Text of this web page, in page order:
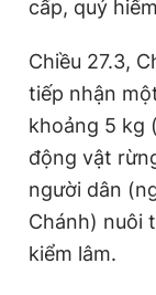
cấp, quý
Chiều 27.3,
tiếp nhận
khoảng 5 kg
động vật
người dân
Chánh) nuôi
kiểm lâm.